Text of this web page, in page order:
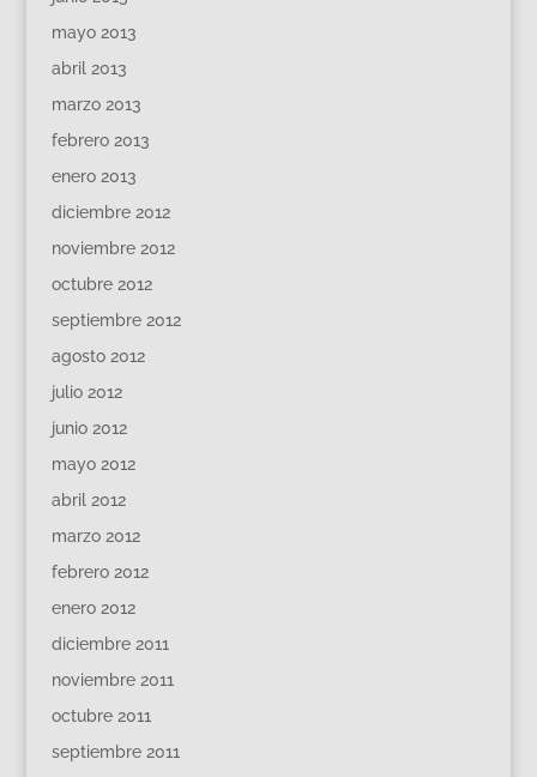
mayo 2013
abril 2013
marzo 2013
febrero 2013
enero 2013
diciembre 2012
noviembre 2012
octubre 2012
septiembre 2012
agosto 2012
julio 2012
junio 2012
mayo 2012
abril 2012
marzo 2012
febrero 2012
enero 2012
diciembre 2011
noviembre 2011
octubre 2011
septiembre 2011